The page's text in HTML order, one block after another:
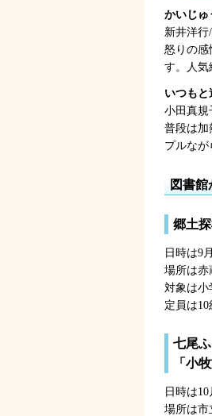
かいじゅ
新井洋行
怒りの感
す。人気
いつも
小田真規
普段は加
プルなが
図書
郷土
日時は9
場所は赤
対象は小
定員は10
七尾
「小
日時は
場所は市